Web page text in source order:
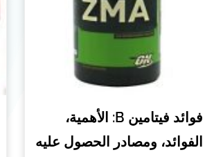
فوائد فيتامين B: الأهمية،
الفوائد، ومصادر الحصول عليه